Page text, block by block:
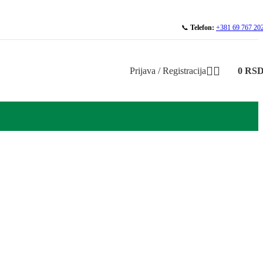
📞 Telefon: +381 69 767
Prijava / Registracija 0